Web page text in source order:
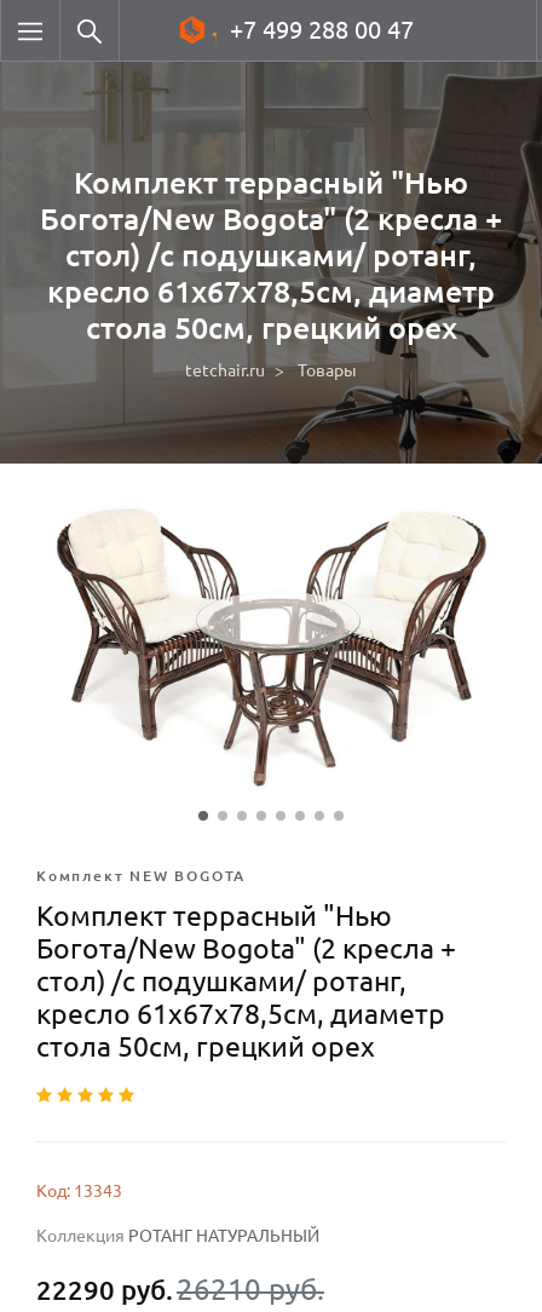
+7 499 288 00 47
Комплект террасный "Нью
Богота/New Bogota" (2 кресла +
стол) /с подушками/ ротанг,
кресло 61х67х78,5см, диаметр
стола 50см, грецкий орех
tetchair.ru Товары
Комплект NEW BOGOTA
Комплект террасный "Нью
Богота/New Bogota" (2 кресла +
стол) /с подушками/ ротанг,
кресло 61х67х78,5см, диаметр
стола 50см, грецкий орех
Код: 13343
Коллекция РОТАНГ НАТУРАЛЬНЫЙ
22290 руб.26210 руб.